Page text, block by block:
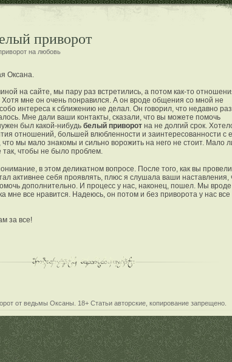
приворот
на любовь
Оксана.
на сайте, мы пару раз встретились, а потом как-то
Хотя мне он очень понравился. А он вроде общения со мной не
интереса к сближению не делал. Он говорил, что недавно
Мне дали ваши контакты, сказали, что вы можете помочь
был какой-нибудь белый приворот на не долгий срок.
отношений, большей влюбленности и заинтересованности с
мы мало знакомы и сильно ворожить на него не стоит. Мало
так, чтобы не было проблем.
в этом деликатном вопросе. После того, как вы
активнее себя проявлять, плюс я слушала ваши наставления,
дополнительно. И процесс у нас, наконец, пошел. Мы вроде
мне все нравится. Надеюсь, он потом и без приворота у нас все
за все!
от ведьмы Оксаны . 18+ Статьи авторские, копирование запрещено.